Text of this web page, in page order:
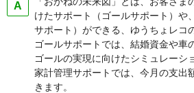
けたサポート（ゴールサポート）や
サポート）ができる、ゆうちょレコ
ゴールサポートでは、結婚資金や車
ゴールの実現に向けたシミュレーシ
家計管理サポートでは、今月の支出
きます。